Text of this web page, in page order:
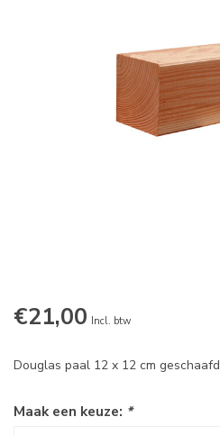
€21,00 Incl. btw
Douglas paal 12 x 12 cm geschaafd
Maak een keuze: *